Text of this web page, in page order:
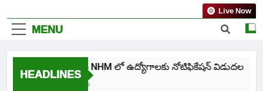
MENU
Live Now
HEADLINES
తెలంగాణ NHM లో ఉద్యోగాలకు నోటిఫికేషన్ విడుదల